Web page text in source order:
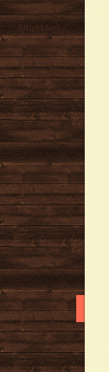
Talajtakaró
Árnyéktűrő
Szobanövény